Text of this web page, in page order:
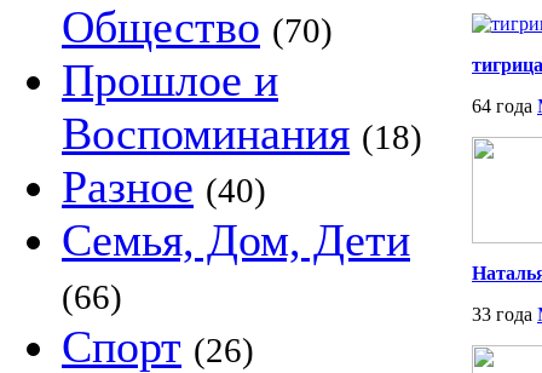
Общество (70)
Прошлое и
Воспоминания (18)
Разное (40)
Семья, Дом, Дети
(66)
Спорт (26)
тигрица
64 года
33 года